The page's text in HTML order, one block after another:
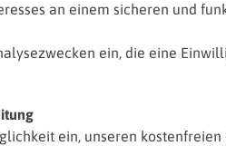
an einem sicheren und
ein, die eine
ein, unseren